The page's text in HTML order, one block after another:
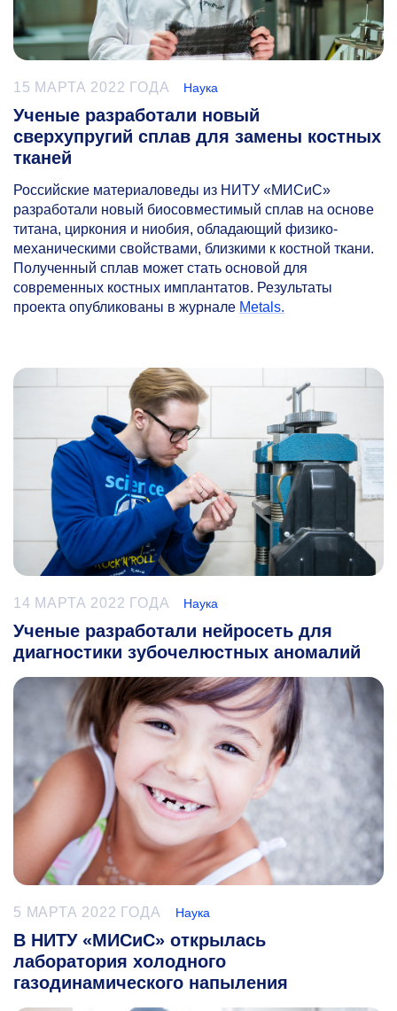
15 МАРТА 2022 ГОДА Наука
Ученые разработали новый
сверхупругий сплав для замены костных
тканей
Российские материаловеды из НИТУ «МИСиС»
разработали новый биосовместимый сплав на основе
титана, циркония и ниобия, обладающий физико-
механическими свойствами, близкими к костной ткани.
Полученный сплав может стать основой для
современных костных имплантатов. Результаты
проекта опубликованы в журнале Metals.
14 МАРТА 2022 ГОДА Наука
Ученые разработали нейросеть для
диагностики зубочелюстных аномалий
5 МАРТА 2022 ГОДА Наука
В НИТУ «МИСиС» открылась
лаборатория холодного
газодинамического напыления